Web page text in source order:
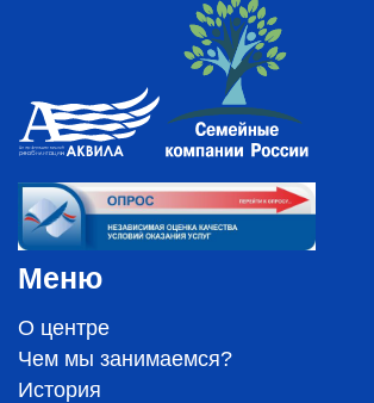
Меню
О центре
Чем мы занимаемся?
История